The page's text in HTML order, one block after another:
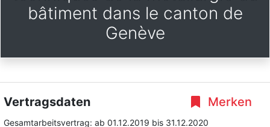
bâtiment dans le canton de
Genève
Merken
Vertragsdaten
Gesamtarbeitsvertrag: ab 01.12.2019 bis 31.12.2020